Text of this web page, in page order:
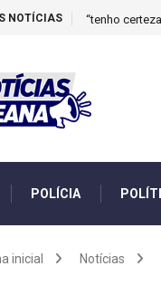
NOTÍCIAS “tenho
POLÍCIA
inicial Notícias